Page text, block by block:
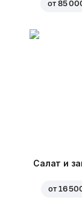
от 85
Салат и
от 16